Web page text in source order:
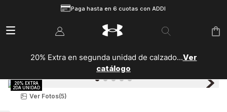
Paga hasta en 6 cuotas con ADDI
20% Extra en segunda unidad de calzado...Ver
catálogo
Ver Fotos(5)